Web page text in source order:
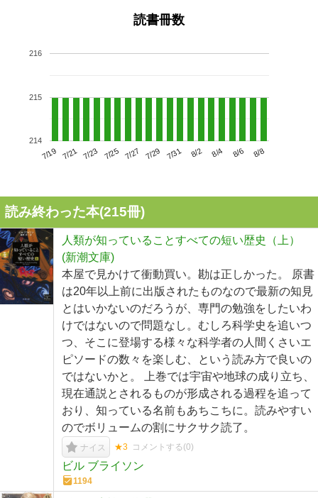
読書冊数
7/19 7/21 7/23 7/25 7/27 7/29 7/31 8/2 8/4 8/6 8/8
214
215
216
読み終わった本(215冊)
人類が知っていることすべての短い歴史（上）
(新潮文庫)
本屋で見かけて衝動買い。勘は正しかった。 原書
は20年以上前に出版されたものなので最新の知見
とはいかないのだろうが、専門の勉強をしたいわ
けではないので問題なし。むしろ科学史を追いつ
つ、そこに登場する様々な科学者の人間くさいエ
ピソードの数々を楽しむ、という読み方で良いの
ではないかと。 上巻では宇宙や地球の成り立ち、
現在通説とされるものが形成される過程を追って
おり、知っている名前もあちこちに。読みやすい
のでボリュームの割にサクサク読了。
ナイス ★3 コメントする(0)
ビル ブライソン
1194